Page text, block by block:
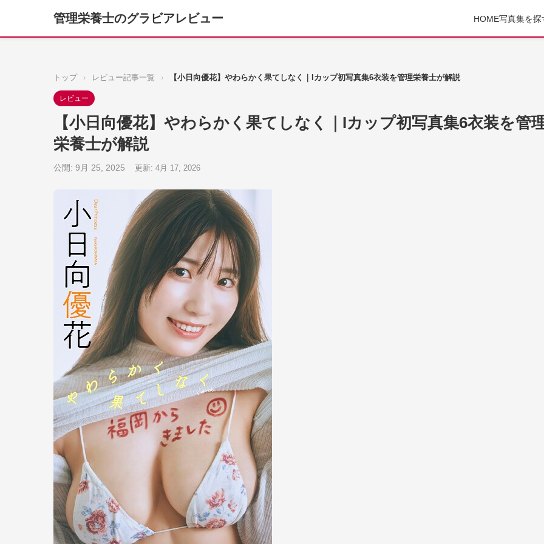
管理栄養士のグラビアレビュー HOME写真集を探
トップ › レビュー記事一覧 › 【小日向優花】やわらかく果てしなく｜Iカップ初写真集6衣装を管理栄養士が解説
レビュー
【小日向優花】やわらかく果てしなく｜Iカップ初写真集6衣装を管
栄養士が解説
公開: 9月 25, 2025 更新: 4月 17, 2026